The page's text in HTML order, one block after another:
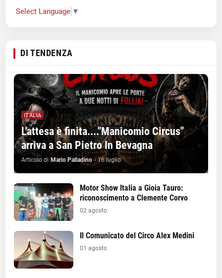
Select Language ▼
DI TENDENZA
ITALIA
L'attesa è finita...."Manicomio Circus"
arriva a San Pietro In Bevagna
Articolo di Mario Palladino - 16 luglio
Motor Show Italia a Gioia Tauro:
riconoscimento a Clemente Corvo
02 agosto
Il Comunicato del Circo Alex Medini
01 agosto